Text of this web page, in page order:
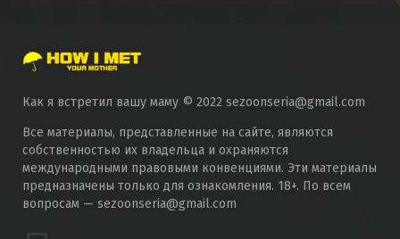
Как я встретил вашу маму © 2022 sezoonseria@gmail.com
Все материалы, представленные на сайте, являются
собственностью их владельца и охраняются
международными правовыми конвенциями. Эти материалы
предназначены только для ознакомления. 18+. По всем
вопросам — sezoonseria@gmail.com